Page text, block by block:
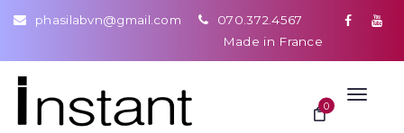
phasilabvn@gmail.com
070.372.4567
Made in France
0
Toggle